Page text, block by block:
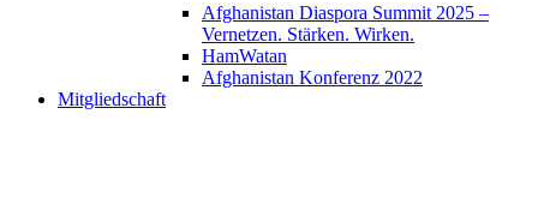
Afghanistan Diaspora Summit 2025 –
Vernetzen. Stärken. Wirken.
HamWatan
Afghanistan Konferenz 2022
Mitgliedschaft